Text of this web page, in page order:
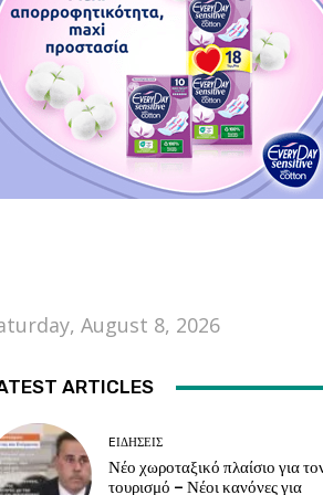
August 8, 2026
ARTICLES
EΙΔΗΣΕΙΣ
Νέο χωροταξικό πλαίσιο για
τουρισμό – Νέοι κανόνες για